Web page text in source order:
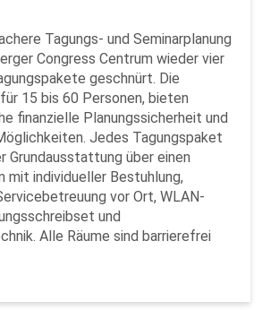
Tagungs- und Seminarplanung
Congress Centrum wieder vier
geschnürt. Die
15 bis 60 Personen, bieten
finanzielle Planungssicherheit und
Jedes Tagungspaket
Grundausstattung über einen
mit individueller Bestuhlung,
vor Ort, WLAN-
und
Alle Räume sind barrierefrei